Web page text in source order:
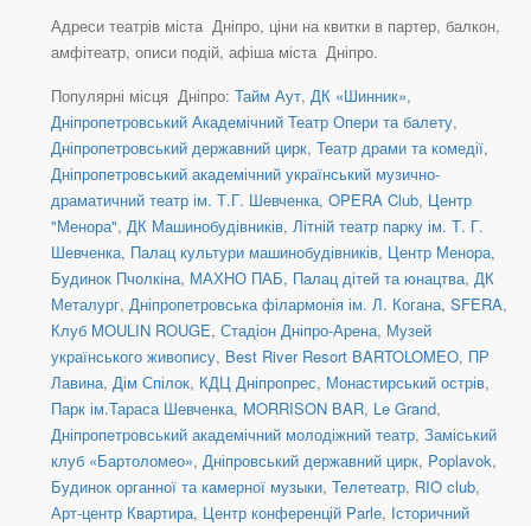
Адреси театрів міста Дніпро, ціни на квитки в партер, балкон,
амфітеатр, описи подій, афіша міста Дніпро.
Популярні місця Дніпро: Тайм Аут, ДК «Шинник»,
Дніпропетровський Академічний Театр Опери та балету,
Дніпропетровський державний цирк, Театр драми та комедії,
Дніпропетровський академічний український музично-
драматичний театр ім. Т.Г. Шевченка, OPERA Club, Центр
"Менора", ДК Машинобудівників, Літній театр парку ім. Т. Г.
Шевченка, Палац культури машинобудівників, Центр Менора,
Будинок Пчолкіна, МАХНО ПАБ, Палац дітей та юнацтва, ДК
Металург, Дніпропетровська філармонія ім. Л. Когана, SFERA,
Клуб MOULIN ROUGE, Стадіон Дніпро-Арена, Музей
українського живопису, Best River Resort BARTOLOMEO, ПР
Лавина, Дім Спілок, КДЦ Дніпропрес, Монастирський острів,
Парк ім.Тараса Шевченка, MORRISON BAR, Le Grand,
Дніпропетровський академічний молодіжний театр, Заміський
клуб «Бартоломео», Дніпровський державний цирк, Poplavok,
Будинок органної та камерної музыки, Телетеатр, RIO club,
Арт-центр Квартира, Центр конференцій Parle, Історичний